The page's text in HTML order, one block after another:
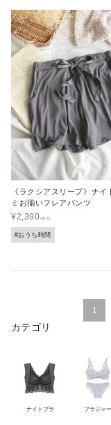
《ラクシアスリープ》ナイ
ミお揃いフレアパンツ
¥2,390
#おうち時間
1
カテゴリ
ナイトブラ ブラジャー